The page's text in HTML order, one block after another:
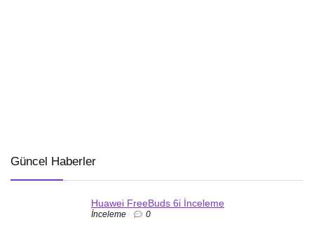
Güncel Haberler
Huawei FreeBuds 6i İnceleme
İnceleme 0